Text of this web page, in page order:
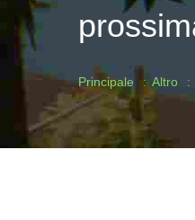
Principale Altro